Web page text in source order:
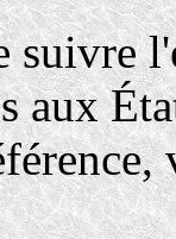
suivre
aux